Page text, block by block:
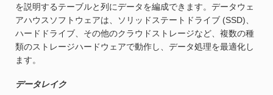
を説明するテーブルと列にデータを編成できます。データウェ
アハウスソフトウェアは、ソリッドステートドライブ (SSD)、
ハードドライブ、その他のクラウドストレージなど、複数の種
類のストレージハードウェアで動作し、データ処理を最適化し
ます。
データレイク